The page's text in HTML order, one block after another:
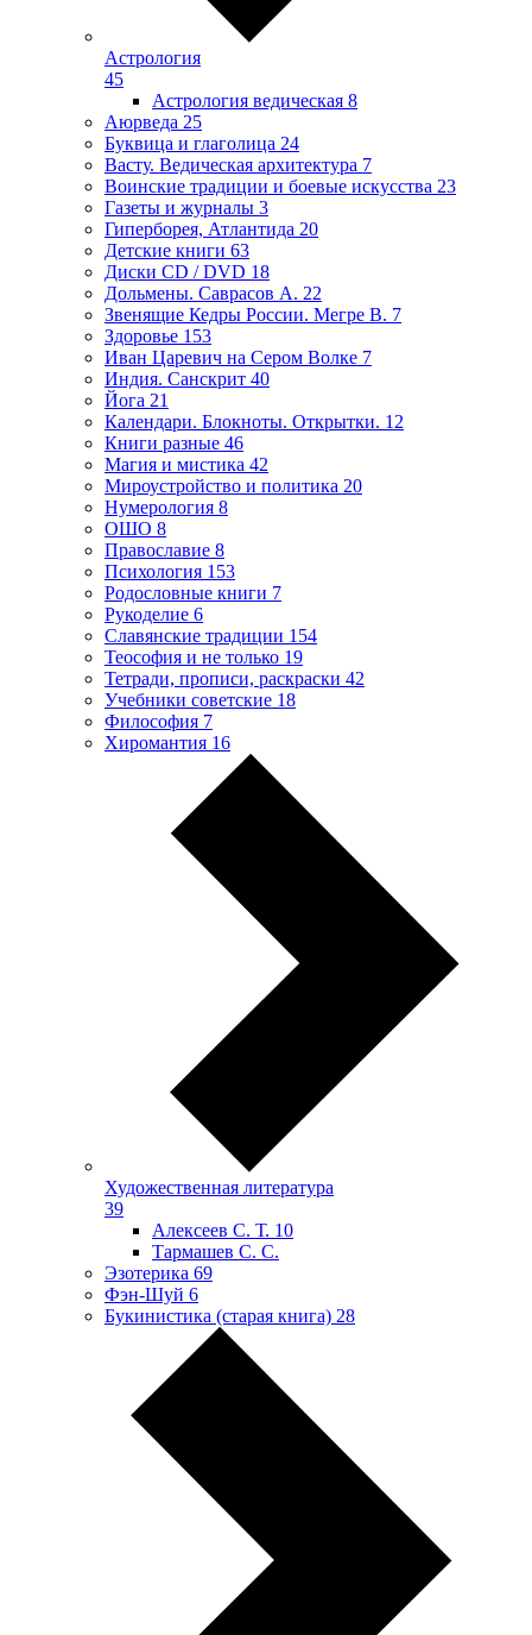
Астрология
45
Астрология ведическая 8
Аюрведа 25
Буквица и глаголица 24
Васту. Ведическая архитектура 7
Воинские традиции и боевые искусства 23
Газеты и журналы 3
Гиперборея, Атлантида 20
Детские книги 63
Диски CD / DVD 18
Дольмены. Саврасов А. 22
Звенящие Кедры России. Мегре В. 7
Здоровье 153
Иван Царевич на Сером Волке 7
Индия. Санскрит 40
Йога 21
Календари. Блокноты. Открытки. 12
Книги разные 46
Магия и мистика 42
Мироустройство и политика 20
Нумерология 8
ОШО 8
Православие 8
Психология 153
Родословные книги 7
Рукоделие 6
Славянские традиции 154
Теософия и не только 19
Тетради, прописи, раскраски 42
Учебники советские 18
Философия 7
Хиромантия 16
Художественная литература
39
Алексеев С. Т. 10
Тармашев С. С.
Эзотерика 69
Фэн-Шуй 6
Букинистика (старая книга) 28